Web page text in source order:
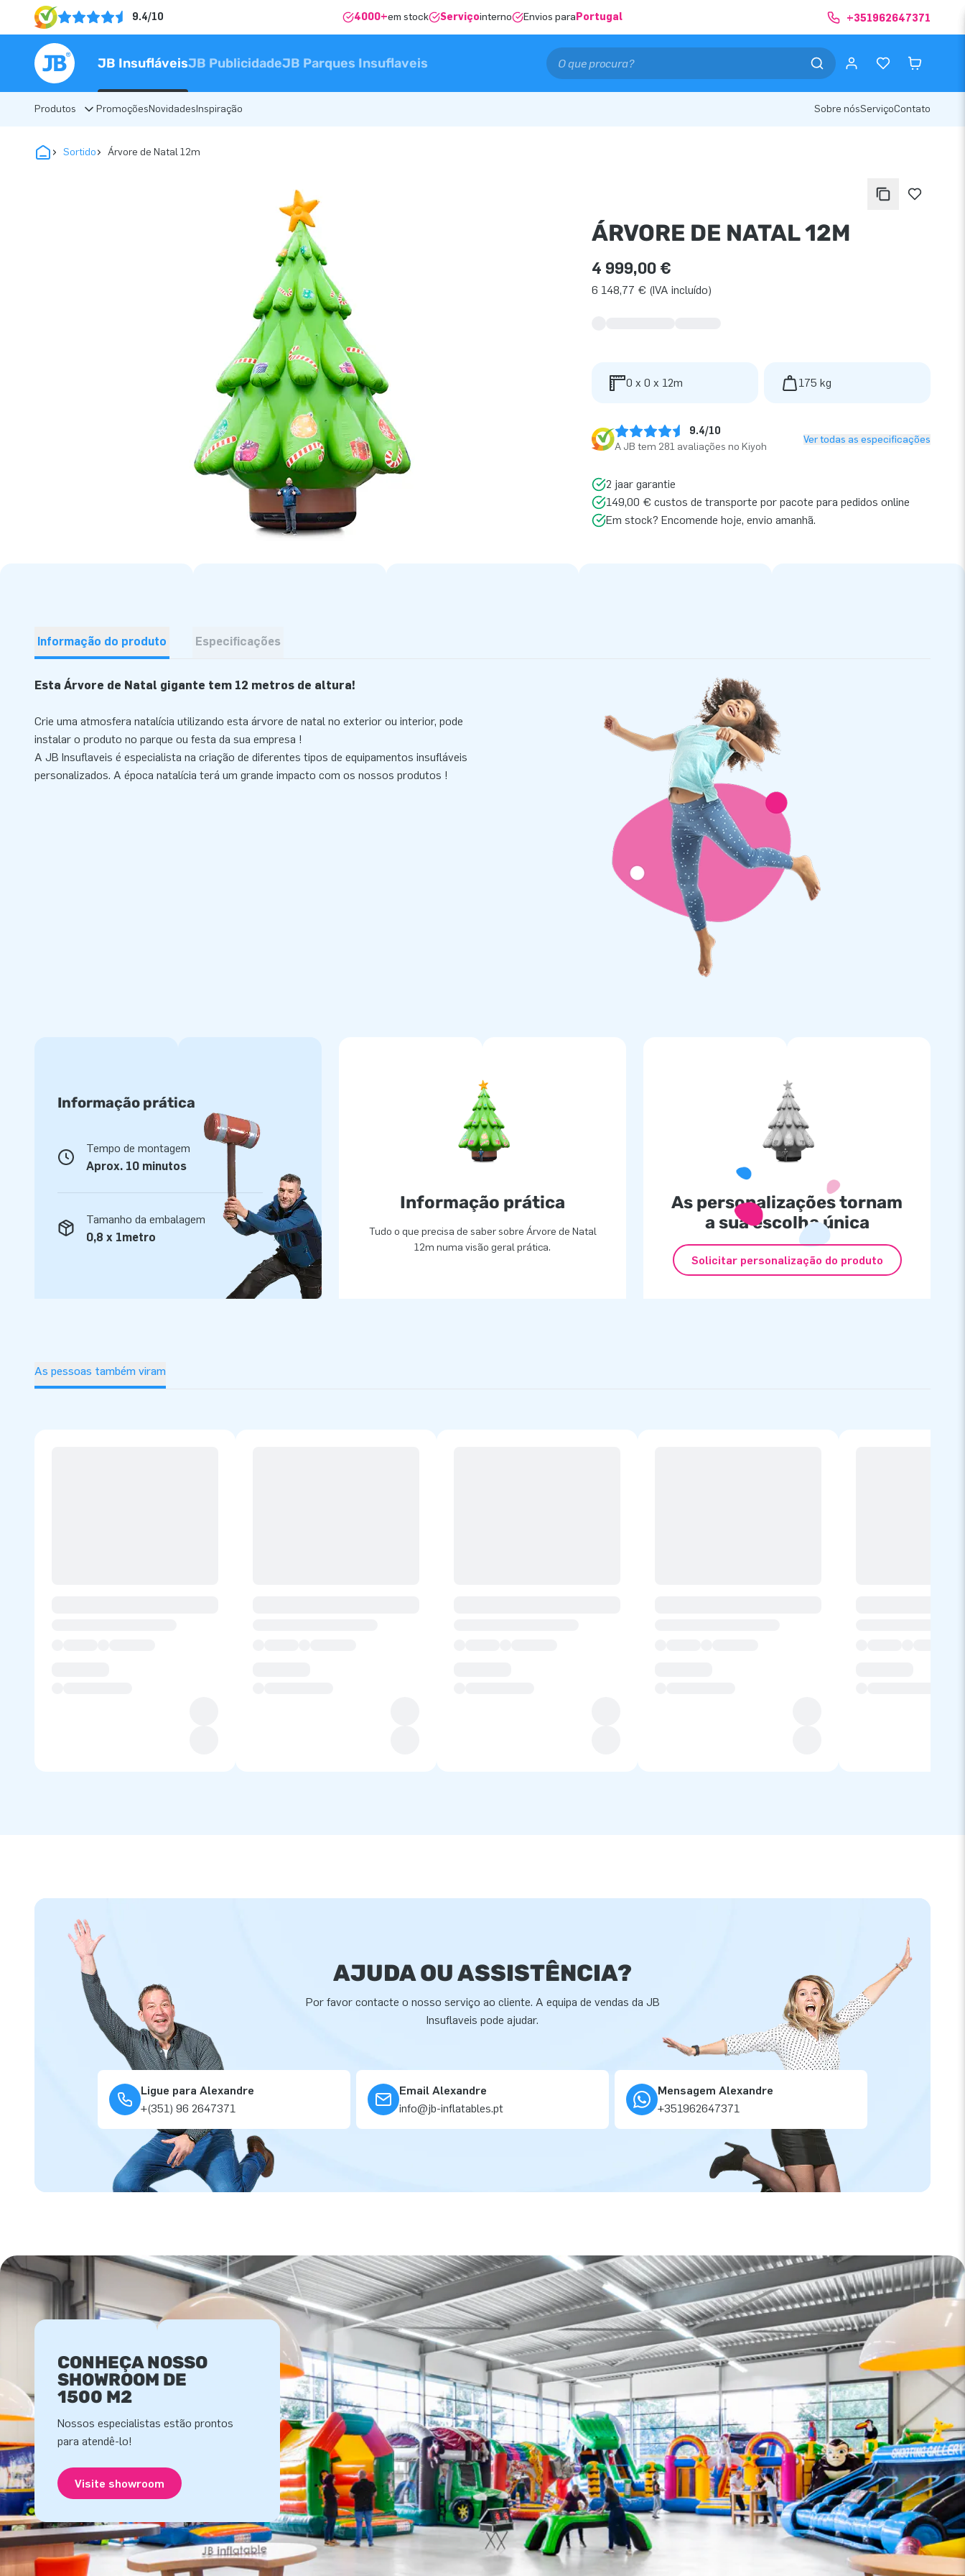
9.4/10 4000+em stock Serviçointerno Envios para Portugal +351962647371
JB InsufláveisJB PublicidadeJB Parques Insuflaveis
Produtos PromoçõesNovidadesInspiração Sobre nósServiçoContato
Sortido Árvore de Natal 12m
ÁRVORE DE NATAL 12M
4 999,00 €
6 148,77 € (IVA incluído)
0 x 0 x 12m 175 kg
9.4/10
A JB tem 281 avaliações no Kiyoh
Ver todas as especificações
2 jaar garantie
149,00 € custos de transporte por pacote para pedidos online
Em stock? Encomende hoje, envio amanhã.
Informação do produto Especificações
Esta Árvore de Natal gigante tem 12 metros de altura!
Crie uma atmosfera natalícia utilizando esta árvore de natal no exterior ou interior, pode
instalar o produto no parque ou festa da sua empresa !
A JB Insuflaveis é especialista na criação de diferentes tipos de equipamentos insufláveis
personalizados. A época natalícia terá um grande impacto com os nossos produtos !
Informação prática
Tempo de montagem
Aprox. 10 minutos
Tamanho da embalagem
0,8 x 1metro
Informação prática
Tudo o que precisa de saber sobre Árvore de Natal
12m numa visão geral prática.
As personalizações tornam
a sua escolha única
Solicitar personalização do produto
As pessoas também viram
AJUDA OU ASSISTÊNCIA?
Por favor contacte o nosso serviço ao cliente. A equipa de vendas da JB
Insuflaveis pode ajudar.
Ligue para Alexandre
+(351) 96 2647371
Email Alexandre
info@jb-inflatables.pt
Mensagem Alexandre
+351962647371
CONHEÇA NOSSO
SHOWROOM DE
1500 M2
Nossos especialistas estão prontos
para atendê-lo!
Visite showroom